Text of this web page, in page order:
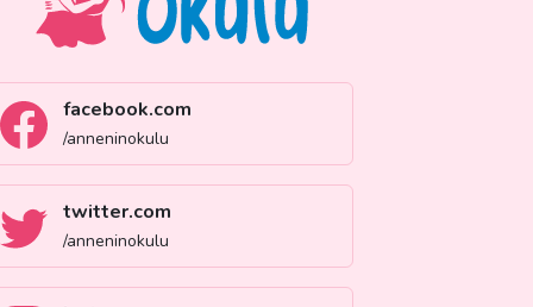
facebook.com
/anneninokulu
twitter.com
/anneninokulu